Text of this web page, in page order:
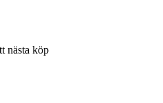
nästa köp